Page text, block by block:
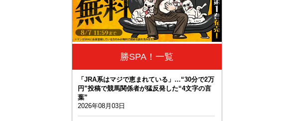
勝SPA！一覧
「JRA系はマジで恵まれている」…“30分で2万
円”投稿で競馬関係者が猛反発した“4文字の言
葉”
2026年08月03日